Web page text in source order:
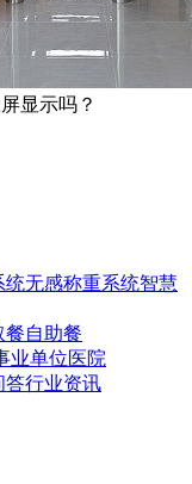
显示吗？
统无感称重系统智慧
餐自助餐
业单位医院
答行业资讯